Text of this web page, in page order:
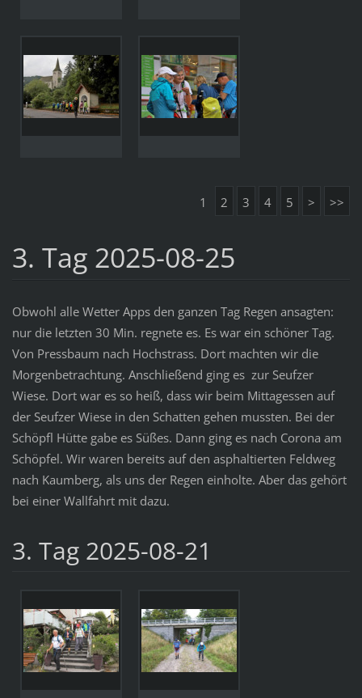
1 2 3 4 5 > >>
3. Tag 2025-08-25
Obwohl alle Wetter Apps den ganzen Tag Regen ansagten:
nur die letzten 30 Min. regnete es. Es war ein schöner Tag.
Von Pressbaum nach Hochstrass. Dort machten wir die
Morgenbetrachtung. Anschließend ging es zur Seufzer
Wiese. Dort war es so heiß, dass wir beim Mittagessen auf
der Seufzer Wiese in den Schatten gehen mussten. Bei der
Schöpfl Hütte gabe es Süßes. Dann ging es nach Corona am
Schöpfel. Wir waren bereits auf den asphaltierten Feldweg
nach Kaumberg, als uns der Regen einholte. Aber das gehört
bei einer Wallfahrt mit dazu.
3. Tag 2025-08-21